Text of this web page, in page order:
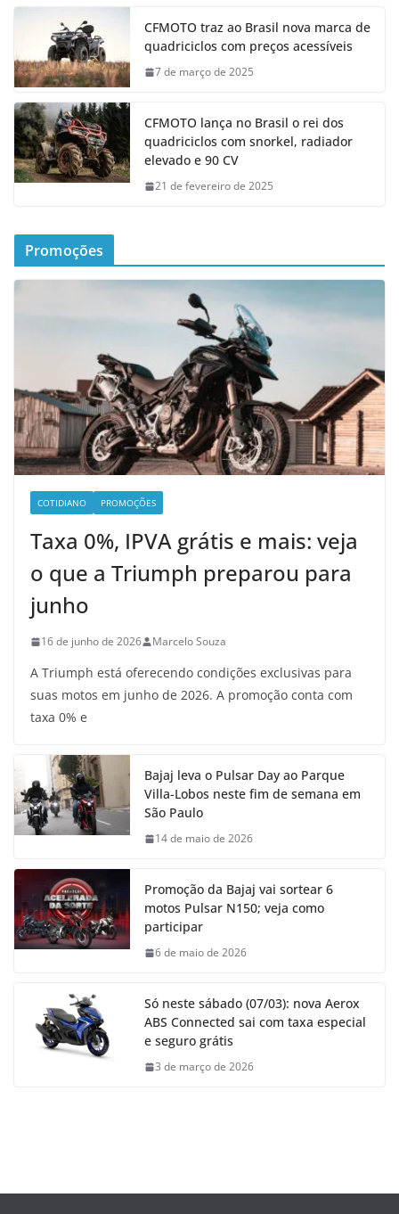
CFMOTO traz ao Brasil nova marca de
quadriciclos com preços acessíveis
7 de março de 2025
CFMOTO lança no Brasil o rei dos
quadriciclos com snorkel, radiador
elevado e 90 CV
21 de fevereiro de 2025
Promoções
COTIDIANO PROMOÇÕES
Taxa 0%, IPVA grátis e mais: veja
o que a Triumph preparou para
junho
16 de junho de 2026 Marcelo Souza
A Triumph está oferecendo condições exclusivas para
suas motos em junho de 2026. A promoção conta com
taxa 0% e
Bajaj leva o Pulsar Day ao Parque
Villa-Lobos neste fim de semana em
São Paulo
14 de maio de 2026
Promoção da Bajaj vai sortear 6
motos Pulsar N150; veja como
participar
6 de maio de 2026
Só neste sábado (07/03): nova Aerox
ABS Connected sai com taxa especial
e seguro grátis
3 de março de 2026